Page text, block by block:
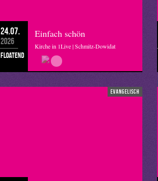
24.07.
2026
floatend
Einfach schön
Kirche in 1Live | Schmitz-Dowidat
evangelisch